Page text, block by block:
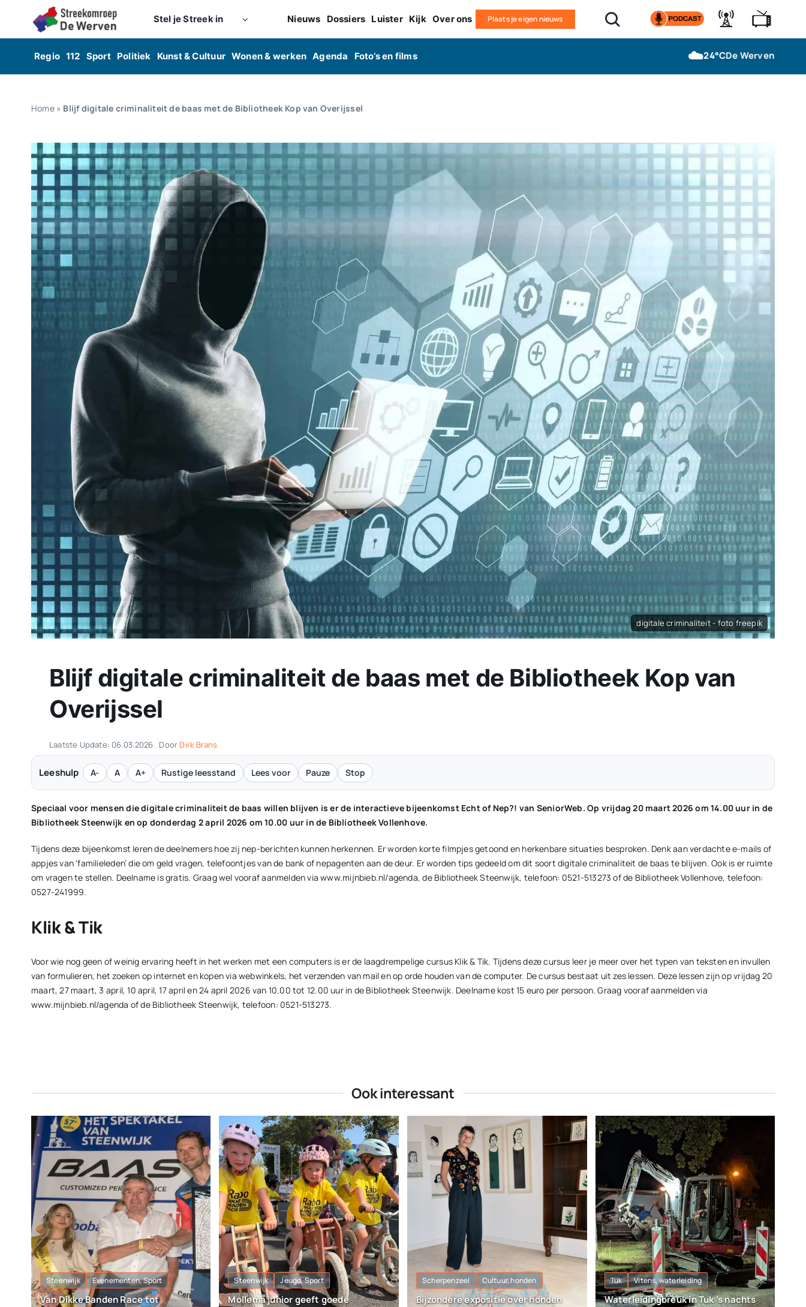
Stel je Streek in Nieuws Dossiers Luister Kijk Over ons Plaats je eigen nieuws
Regio 112 Sport Politiek Kunst & Cultuur Wonen & werken Agenda Foto’s en films ☁️24°CDe Werven
Home» Blijf digitale criminaliteit de baas met de Bibliotheek Kop van Overijssel
digitale criminaliteit - foto freepik
Blijf digitale criminaliteit de baas met de Bibliotheek Kop van
Overijssel
Laatste Update: 06.03.2026 Door Dirk Brans
Leeshulp A- A A+ Rustige leesstand Lees voor Pauze Stop
Speciaal voor mensen die digitale criminaliteit de baas willen blijven is er de interactieve bijeenkomst Echt of Nep?! van SeniorWeb. Op vrijdag 20 maart 2026 om 14.00 uur in de
Bibliotheek Steenwijk en op donderdag 2 april 2026 om 10.00 uur in de Bibliotheek Vollenhove.
Tijdens deze bijeenkomst leren de deelnemers hoe zij nep-berichten kunnen herkennen. Er worden korte filmpjes getoond en herkenbare situaties besproken. Denk aan verdachte e-mails of
appjes van ‘familieleden’ die om geld vragen, telefoontjes van de bank of nepagenten aan de deur. Er worden tips gedeeld om dit soort digitale criminaliteit de baas te blijven. Ook is er ruimte
om vragen te stellen. Deelname is gratis. Graag wel vooraf aanmelden via www.mijnbieb.nl/agenda, de Bibliotheek Steenwijk, telefoon: 0521-513273 of de Bibliotheek Vollenhove, telefoon:
0527-241999.
Klik & Tik
Voor wie nog geen of weinig ervaring heeft in het werken met een computers is er de laagdrempelige cursus Klik & Tik. Tijdens deze cursus leer je meer over het typen van teksten en invullen
van formulieren, het zoeken op internet en kopen via webwinkels, het verzenden van mail en op orde houden van de computer. De cursus bestaat uit zes lessen. Deze lessen zijn op vrijdag 20
maart, 27 maart, 3 april, 10 april, 17 april en 24 april 2026 van 10.00 tot 12.00 uur in de Bibliotheek Steenwijk. Deelname kost 15 euro per persoon. Graag vooraf aanmelden via
www.mijnbieb.nl/agenda of de Bibliotheek Steenwijk, telefoon: 0521-513273.
Ook interessant
Steenwijk Evenementen, Sport
Van Dikke Banden Race tot
Steenwijk Jeugd, Sport
Mollema junior geeft goede
Scherpenzeel Cultuur, honden
Bijzondere expositie over honden
Tuk Vitens, waterleiding
Waterleidingbreuk in Tuk ’s nachts